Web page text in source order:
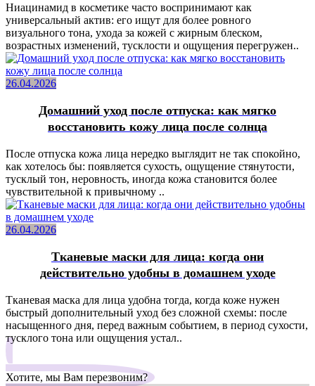
Ниацинамид в косметике часто воспринимают как
универсальный актив: его ищут для более ровного
визуального тона, ухода за кожей с жирным блеском,
возрастных изменений, тусклости и ощущения перегружен..
26.04.2026
Домашний уход после отпуска: как мягко
восстановить кожу лица после солнца
После отпуска кожа лица нередко выглядит не так спокойно,
как хотелось бы: появляется сухость, ощущение стянутости,
тусклый тон, неровность, иногда кожа становится более
чувствительной к привычному ..
26.04.2026
Тканевые маски для лица: когда они
действительно удобны в домашнем уходе
Тканевая маска для лица удобна тогда, когда коже нужен
быстрый дополнительный уход без сложной схемы: после
насыщенного дня, перед важным событием, в период сухости,
тусклого тона или ощущения устал..
Хотите, мы Вам перезвоним?